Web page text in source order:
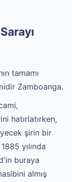
tamamı
Zamboanga.
hatırlatırken,
şirin bir
yılında
buraya
almış